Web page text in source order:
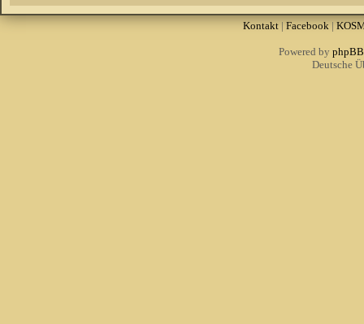
Kontakt| Facebook |
Powered by phpBB
Deutsche